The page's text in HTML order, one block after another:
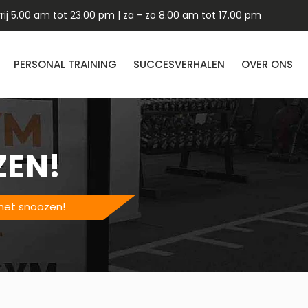
5.00 am tot 23.00 pm | za - zo 8.00 am tot 17.00 pm
PERSONAL TRAINING SUCCESVERHALEN OVER ONS
snoozen!